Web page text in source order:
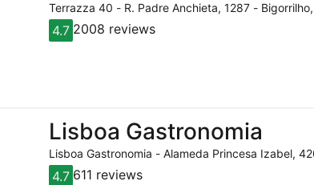
Terrazza 40 - R. Padre Anchieta, 1287 -
4.7 2008 reviews
Lisboa Gastronomia
Lisboa Gastronomia - Alameda Princesa Izabel,
4.7 611 reviews